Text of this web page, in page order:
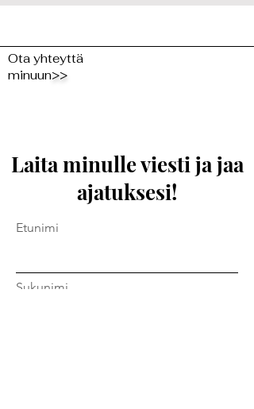
Ota yhteyttä
minuun>>
Laita minulle viesti ja jaa
ajatuksesi!
Etunimi
Sukunimi